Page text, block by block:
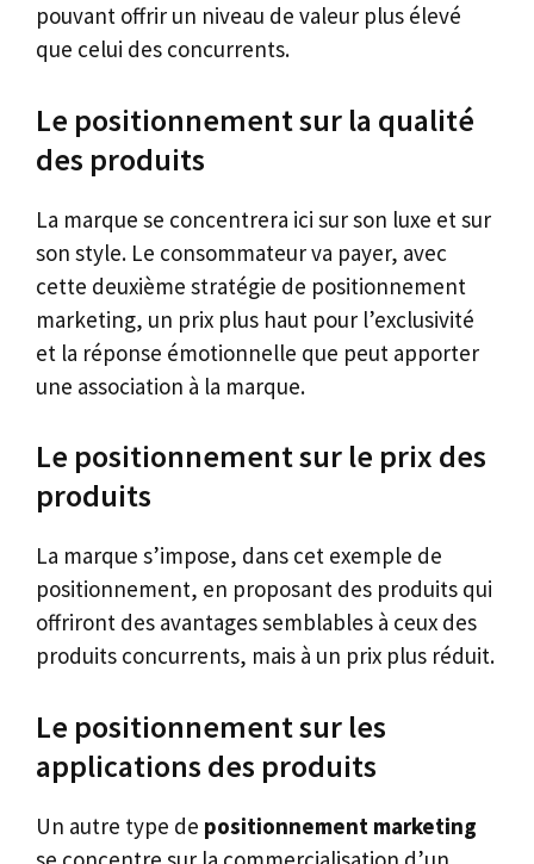
pouvant offrir un niveau de valeur plus élevé
que celui des concurrents.
Le positionnement sur la qualité
des produits
La marque se concentrera ici sur son luxe et sur
son style. Le consommateur va payer, avec
cette deuxième stratégie de positionnement
marketing, un prix plus haut pour l’exclusivité
et la réponse émotionnelle que peut apporter
une association à la marque.
Le positionnement sur le prix des
produits
La marque s’impose, dans cet exemple de
positionnement, en proposant des produits qui
offriront des avantages semblables à ceux des
produits concurrents, mais à un prix plus réduit.
Le positionnement sur les
applications des produits
Un autre type de positionnement marketing